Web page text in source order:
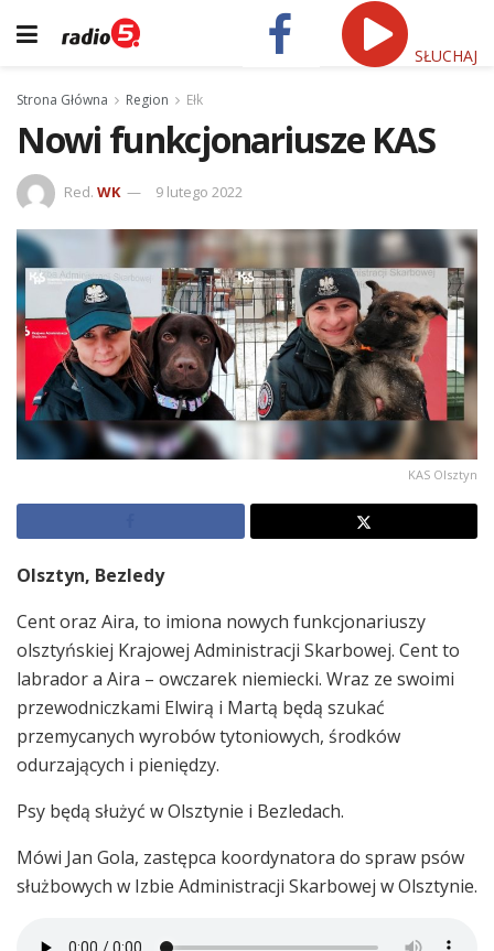
SŁUCHAJ
Strona Główna Region Ełk
Nowi funkcjonariusze KAS
Red. WK 9 lutego 2022
KAS Olsztyn
Olsztyn, Bezledy
Cent oraz Aira, to imiona nowych funkcjonariuszy
olsztyńskiej Krajowej Administracji Skarbowej. Cent to
labrador a Aira – owczarek niemiecki. Wraz ze swoimi
przewodniczkami Elwirą i Martą będą szukać
przemycanych wyrobów tytoniowych, środków
odurzających i pieniędzy.
Psy będą służyć w Olsztynie i Bezledach.
Mówi Jan Gola, zastępca koordynatora do spraw psów
służbowych w Izbie Administracji Skarbowej w Olsztynie.